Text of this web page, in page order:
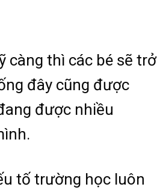
càng thì các bé sẽ trở
đây cũng được
được nhiều
tố trường học luôn